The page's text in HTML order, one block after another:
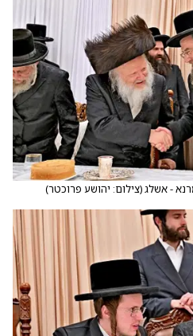
- אשלג(צילום: יהושע פרוכטר)